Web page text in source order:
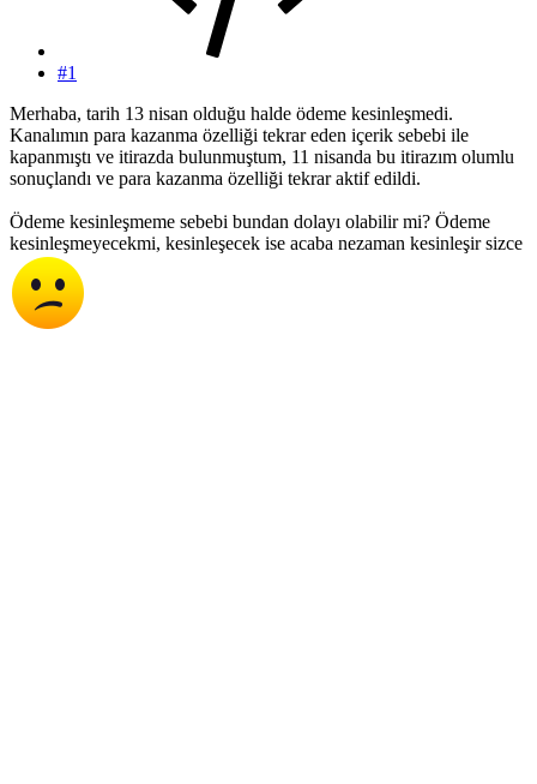
#1
Merhaba, tarih 13 nisan olduğu halde ödeme kesinleşmedi.
Kanalımın para kazanma özelliği tekrar eden içerik sebebi ile
kapanmıştı ve itirazda bulunmuştum, 11 nisanda bu itirazım olumlu
sonuçlandı ve para kazanma özelliği tekrar aktif edildi.
Ödeme kesinleşmeme sebebi bundan dolayı olabilir mi? Ödeme
kesinleşmeyecekmi, kesinleşecek ise acaba nezaman kesinleşir sizce